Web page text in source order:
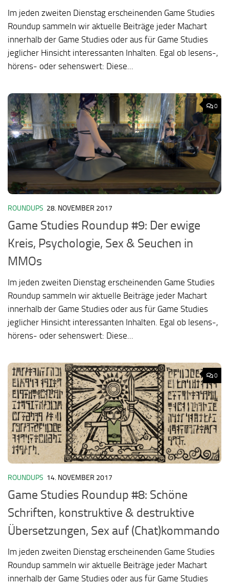
Im jeden zweiten Dienstag erscheinenden Game Studies
Roundup sammeln wir aktuelle Beiträge jeder Machart
innerhalb der Game Studies oder aus für Game Studies
jeglicher Hinsicht interessanten Inhalten. Egal ob lesens-,
hörens- oder sehenswert: Diese...
0
ROUNDUPS 28. NOVEMBER 2017
Game Studies Roundup #9: Der ewige
Kreis, Psychologie, Sex & Seuchen in
MMOs
Im jeden zweiten Dienstag erscheinenden Game Studies
Roundup sammeln wir aktuelle Beiträge jeder Machart
innerhalb der Game Studies oder aus für Game Studies
jeglicher Hinsicht interessanten Inhalten. Egal ob lesens-,
hörens- oder sehenswert: Diese...
0
ROUNDUPS 14. NOVEMBER 2017
Game Studies Roundup #8: Schöne
Schriften, konstruktive & destruktive
Übersetzungen, Sex auf (Chat)kommando
Im jeden zweiten Dienstag erscheinenden Game Studies
Roundup sammeln wir aktuelle Beiträge jeder Machart
innerhalb der Game Studies oder aus für Game Studies